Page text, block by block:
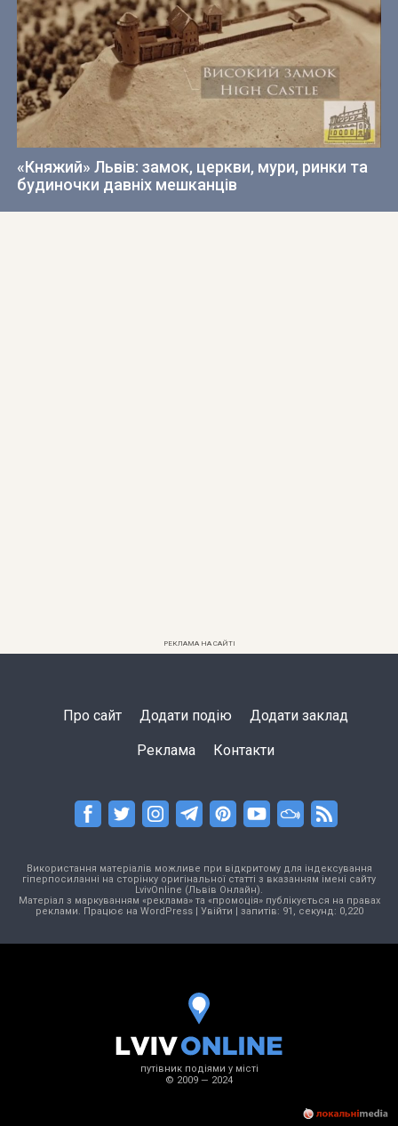
«Княжий» Львів: замок, церкви, мури, ринки та
будиночки давніх мешканців
РЕКЛАМА НА САЙТІ
Про сайт Додати подію Додати заклад
Реклама Контакти
Використання матеріалів можливе при відкритому для індексування
гіперпосиланні на сторінку оригінальної статті з вказанням імені сайту
LvivOnline (Львів Онлайн).
Матеріал з маркуванням «реклама» та «промоція» публікується на правах
реклами. Працює на WordPress| Увійти | запитів: 91, секунд: 0,220
путівник подіями у місті
© 2009 — 2024